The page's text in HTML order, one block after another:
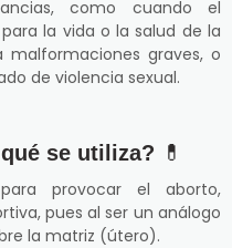
como cuando el
la vida o la salud de la
graves, o
de violencia sexual.
se utiliza? 💊
provocar el aborto,
pues al ser un análogo
la matriz (útero).